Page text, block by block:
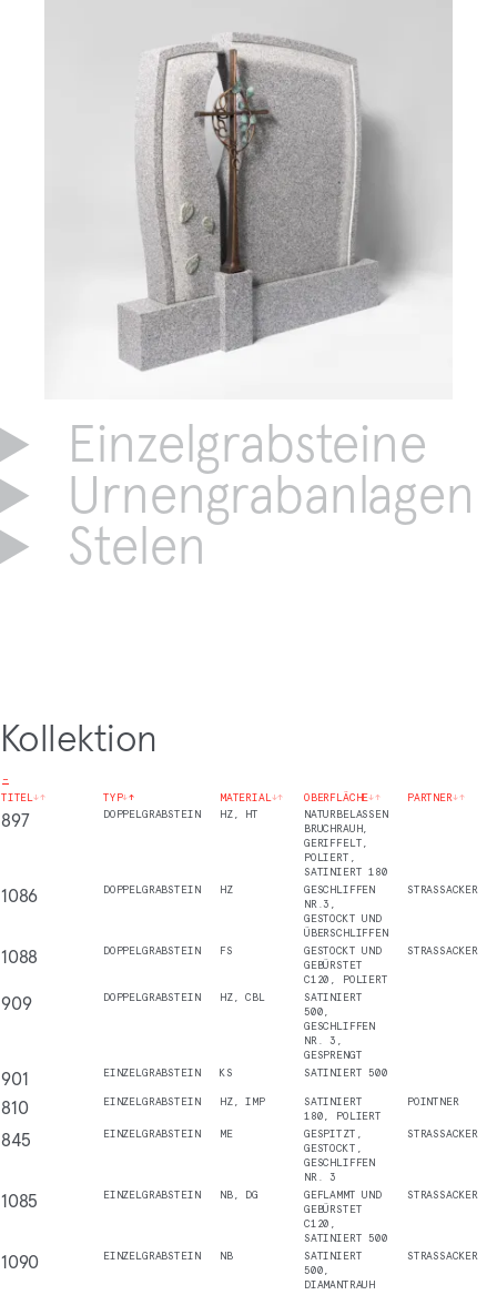
Einzelgrabsteine
Urnengrabanlagen
Stelen
Kollektion
−
TITEL↓↑ TYP↓↑ MATERIAL↓↑ OBERFLÄCHE↓↑ PARTNER↓↑
897 DOPPELGRABSTEIN HZ, HT
NATURBELASSEN
BRUCHRAUH,
GERIFFELT,
POLIERT,
SATINIERT 180
1086 DOPPELGRABSTEIN HZ
GESCHLIFFEN
NR.3,
GESTOCKT UND
ÜBERSCHLIFFEN
STRASSACKER
1088 DOPPELGRABSTEIN FS
GESTOCKT UND
GEBÜRSTET
C120, POLIERT
STRASSACKER
909 DOPPELGRABSTEIN HZ, CBL
SATINIERT
500,
GESCHLIFFEN
NR. 3,
GESPRENGT
901 EINZELGRABSTEIN KS SATINIERT 500
810 EINZELGRABSTEIN HZ, IMP
SATINIERT
180, POLIERT
POINTNER
845 EINZELGRABSTEIN ME
GESPITZT,
GESTOCKT,
GESCHLIFFEN
NR. 3
STRASSACKER
1085 EINZELGRABSTEIN NB, DG
GEFLAMMT UND
GEBÜRSTET
C120,
SATINIERT 500
STRASSACKER
1090 EINZELGRABSTEIN NB
SATINIERT
500,
DIAMANTRAUH
STRASSACKER